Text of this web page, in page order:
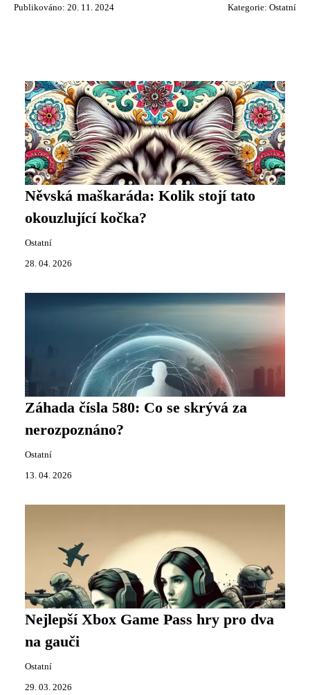
Publikováno: 20. 11. 2024 Kategorie: Ostatní
Něvská maškaráda: Kolik stojí tato
okouzlující kočka?
Ostatní
28. 04. 2026
Záhada čísla 580: Co se skrývá za
nerozpoznáno?
Ostatní
13. 04. 2026
Nejlepší Xbox Game Pass hry pro dva
na gauči
Ostatní
29. 03. 2026